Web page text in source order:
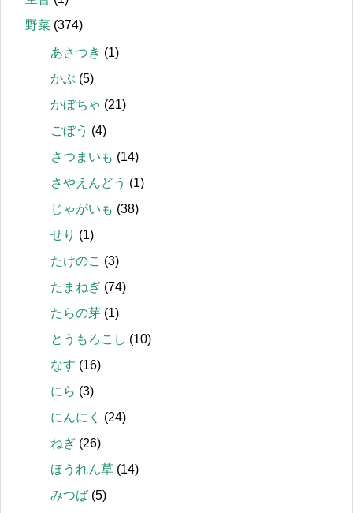
野菜 (374)
あさつき (1)
かぶ (5)
かぼちゃ (21)
ごぼう (4)
さつまいも (14)
さやえんどう (1)
じゃがいも (38)
せり (1)
たけのこ (3)
たまねぎ (74)
たらの芽 (1)
とうもろこし (10)
なす (16)
にら (3)
にんにく
(24)
ねぎ (26)
ほうれん草 (14)
みつば (5)